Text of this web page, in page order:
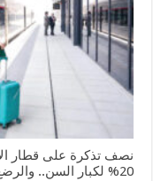
20% لكبار السن.. والرضع مجاناً